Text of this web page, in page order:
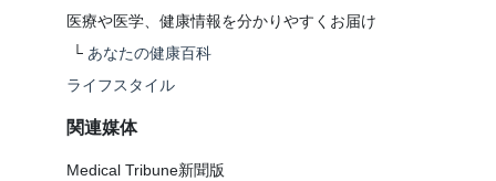
医療や医学、健康情報を分かりやすくお届け
└ あなたの健康百科
ライフスタイル
関連媒体
Medical Tribune新聞版